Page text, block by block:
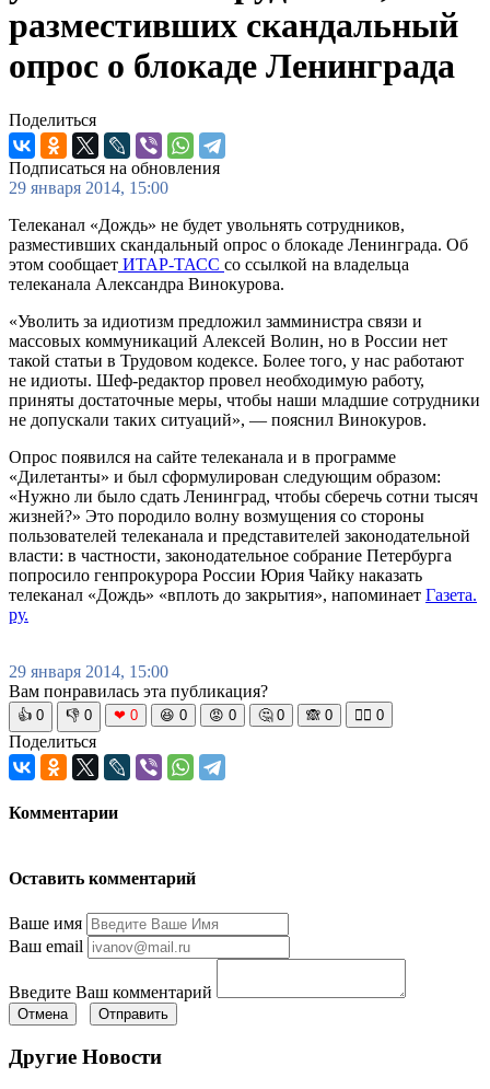
разместивших скандальный
опрос о блокаде Ленинграда
Поделиться
Подписаться на обновления
29 января 2014, 15:00
Телеканал «Дождь» не будет увольнять сотрудников,
разместивших скандальный опрос о блокаде Ленинграда. Об
этом сообщает ИТАР-ТАСС со ссылкой на владельца
телеканала Александра Винокурова.
«Уволить за идиотизм предложил замминистра связи и
массовых коммуникаций Алексей Волин, но в России нет
такой статьи в Трудовом кодексе. Более того, у нас работают
не идиоты. Шеф-редактор провел необходимую работу,
приняты достаточные меры, чтобы наши младшие сотрудники
не допускали таких ситуаций», — пояснил Винокуров.
Опрос появился на сайте телеканала и в программе
«Дилетанты» и был сформулирован следующим образом:
«Нужно ли было сдать Ленинград, чтобы сберечь сотни тысяч
жизней?» Это породило волну возмущения со стороны
пользователей телеканала и представителей законодательной
власти: в частности, законодательное собрание Петербурга
попросило генпрокурора России Юрия Чайку наказать
телеканал «Дождь» «вплоть до закрытия», напоминает Газета.
ру.
29 января 2014, 15:00
Вам понравилась эта публикация?
👍 0 👎 0 ❤ 0 😆 0 😡 0 🤔 0 🙈 0 🧘‍♀️ 0
Поделиться
Комментарии
Оставить комментарий
Ваше имя
Ваш email
Введите Ваш комментарий
Отмена Отправить
Другие Новости